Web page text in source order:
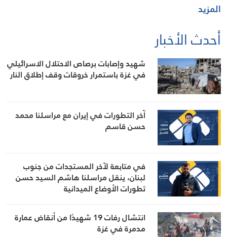
المزيد
أحدث الأخبار
شهيد وإصابات برصاص الاحتلال الاسرائيلي
في غزة باستمرار خروقات وقف إطلاق النار
آخر التطورات في إيران مع مراسلنا محمد
حسن قاسم
في متابعة لآخر المستجدات من جنوب
لبنان، ينقل مراسلنا هاشم السيد حسن
تطورات الأوضاع الميدانية
انتشال رفات 19 شهيدًا من أنقاض عمارة
مدمرة في غزة